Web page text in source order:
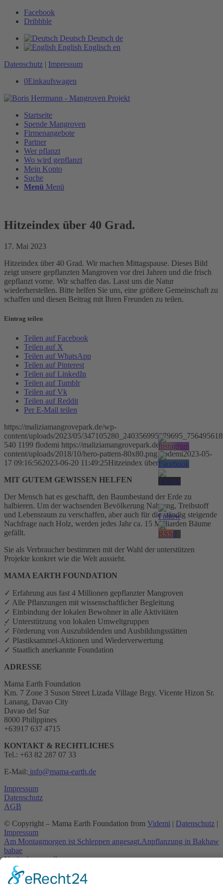
Facebook
Dribbble
Deutsch Deutsch de
English Englisch en
Datenschutz | Impressum
0Einkaufswagen
Startseite
Spende Mangroven
Firmenangebote
Partner
Wer pflanzt
Wo wird gepflanzt
Mein Konto
Suche
Menü Menü
Hitzeindex über 40 Grad.
17. Mai 2023
Hitzeindex über 40 Grad. Wir machen Mittagspause. Dieses Bild
zeigt unsere gepflanzten Mangroven vor drei Jahren und die frisch
gepflanzt vorne. Wir schaffen das. Lasst uns die Natur
wiederherstellen. Bitte helfen Sie uns, eine größere Gemeinschaft zu
schaffen und diesen Beitrag mit Ihren Freunden zu teilen.
Eintrag teilen
Teilen auf Facebook
Teilen auf X
Teilen auf WhatsApp
Teilen auf Pinterest
Teilen auf LinkedIn
Teilen auf Tumblr
Teilen auf Vk
Teilen auf Reddit
Per E-Mail teilen
https://maliziamangrovepark.de/wp-
content/uploads/2023/05/
540 1199 flodemi https://maliziamangrovepark.de/wp-
content/uploads/2018/10/hero-pattern-80x80.png flodemi2023-05-
17 09:16:562023-06-20 11:49:25Hitzeindex über 40 Grad.
MIT GUTEM GEWISSEN HELFEN
Der Mensch hat es geschafft, den Baumbestand der Erde zu
halbieren. Um der wachsenden Bevölkerung Nahrung, Treibstoff
und Lebensraum zu verschaffen, aber auch für die ständig steigende
Nachfrage nach Holz, werden jedes Jahr ca. 15 Milliarden Bäume
gefällt.
Sie als Verbraucher bestimmen mit der Wahl der unterstützen
Projekte konkret wie die Welt aussieht.
MAMA EARTH FOUNDATION
✓ Erfahrung aus fast 4 Millionen gepflanzter Mangroven
✓ Alle Pflanzungen mit wissenschaftlicher Begleitung
✓ Einbindung der lokalen Bewohner in alle Aktivitäten
ׇ✓ Unterstützung von lokalen Umweltgruppen
✓ Förderung von Auszubildenden und Ausbildungsstätten
✓ Plastiksammel-Aktionen und Wiederverwertung
✓ Staatlich anerkannte Foundation
ADRESSE
Mama Earth Foundation
Km. 7 Zone 3 Suson Street Lizada Village Brgy. Vicente Hizon Sr.
Lanang, Davao City
Davao del Sur
8000 Philippines
+63917 637 4715
KONTAKT & RECHTLICHES
Tel.: +63 82 287 07 33
E-Mail: info@mama-earth.de
Impressum
Datenschutz
AGB
© Copyright – Mama Earth Foundation from Videmi | Datenschutz |
Impressum
Am Montagmorgen ist Schleppen angesagt.Anpflanzung in Bakhaw
babae
Nach oben scrollen
Facebook